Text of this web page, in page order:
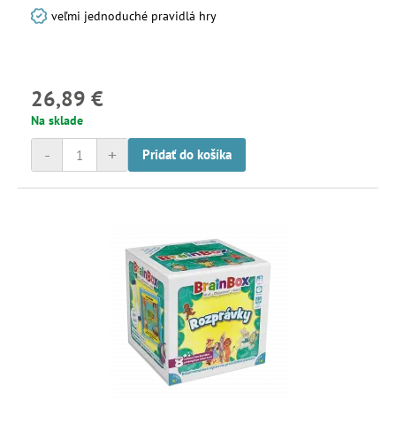
veľmi jednoduché pravidlá hry
26,89 €
Na sklade
+
- Pridať do košíka